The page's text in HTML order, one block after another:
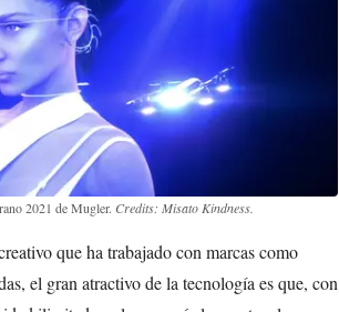
2021 de Mugler. Credits: Misato Kindness.
que ha trabajado con marcas como
el gran atractivo de la tecnología es que, con